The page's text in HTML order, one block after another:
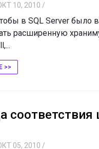
10, 2010 /
в SQL Server было
расширенную
>>
соответствия
05, 2010 /